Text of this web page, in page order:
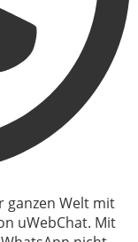
ganzen Welt mit
uWebChat. Mit